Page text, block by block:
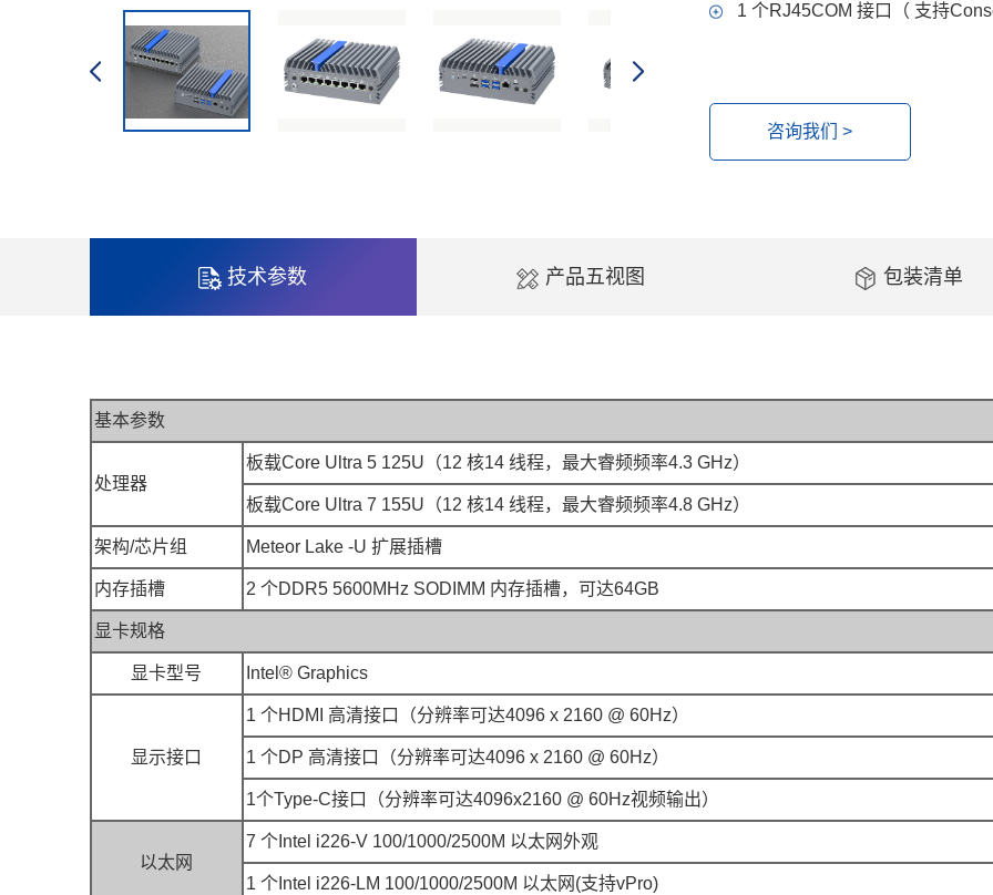
1 个RJ45COM 接口（ 支持
咨询我们 >
技术参数 产品五视图 包装清单
基本参数
处理器
板载Core Ultra 5 125U（12 核14 线程，最大睿频频率4.3 GHz）
板载Core Ultra 7 155U（12 核14 线程，最大睿频频率4.8 GHz）
架构/芯片组 Meteor Lake -U 扩展插槽
内存插槽 2 个DDR5 5600MHz SODIMM 内存插槽，可达64GB
显卡规格
显卡型号 Intel® Graphics
显示接口
1 个HDMI 高清接口（分辨率可达4096 x 2160 @ 60Hz）
1 个DP 高清接口（分辨率可达4096 x 2160 @ 60Hz）
1个Type-C接口（分辨率可达4096x2160 @ 60Hz视频输出）
以太网
7 个Intel i226-V 100/1000/2500M 以太网外观
1 个Intel i226-LM 100/1000/2500M 以太网(支持vPro)